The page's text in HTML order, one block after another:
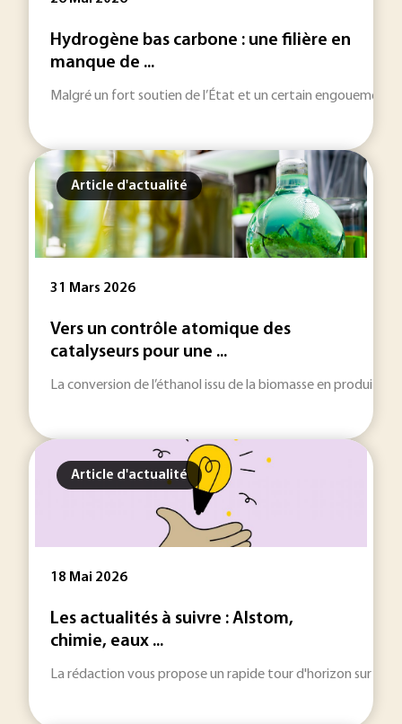
Hydrogène bas carbone : une filière en
manque de ...
Malgré un fort soutien de l’État et un certain engouement
Article d'actualité
31 Mars 2026
Vers un contrôle atomique des
catalyseurs pour une ...
La conversion de l’éthanol issu de la biomasse en
Article d'actualité
18 Mai 2026
Les actualités à suivre : Alstom,
chimie, eaux ...
La rédaction vous propose un rapide tour d'horizon sur les